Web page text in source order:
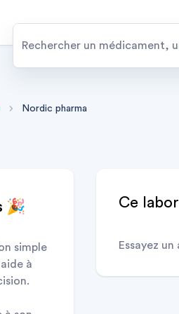
Nordic pharma
🎉
simple
à
Ce
Essayez